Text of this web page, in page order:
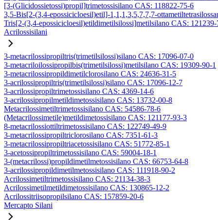
[3-(Glicidossietossi)propil]trimetossisilano CAS: 118822-75-6
3,5-Bis[2-(3,4-epossicicloesil)etil]-1,1,1,3,5,7,7,7-
Tris[2-(3,4-epossicicloesil)etildimetilsilossi]metilsilano CAS: 121239-
Acrilossisilani
3-metacrilossipropiltris(trimetilsilossi)silano CAS: 17096-07-0
3-metacriloilossipropilbis(trimetilsilossi)metilsilano CAS: 19309-90-1
3-metacrilossipropildimetilclorosilano CAS: 24636-31-5
3-acrilossipropiltris(trimetilsilossi)silano CAS: 17096-12-7
3-acrilossipropiltrimetossisilano CAS: 4369-14-6
3-acrilossipropilmetildimetossisilano CAS: 13732-00-8
Metacrilossimetiltrimetossisilano CAS: 54586-78-6
(Metacrilossimetile)metildimetossisilano CAS: 121177-93-3
8-metacrilossiottiltrimetossisilano CAS: 122749-49-9
3-metacrilossipropiltriclorosilano CAS: 7351-61-3
3-metacrilossipropiltriacetossisilano CAS: 51772-85-1
3-acetossipropiltrimetossisilano CAS: 59004-18-1
3-(metacrilossi)propildimetilmetossisilano CAS: 66753-64-8
3-acrilossipropildimetilmetossisilano CAS: 111918-90-2
Acrilossimetiltrimetossisilano CAS: 21134-38-3
Acrilossimetilmetildimetossisilano CAS: 130865-12-2
Acrilossitriisopropilsilano CAS: 157859-20-6
Mercapto Silani